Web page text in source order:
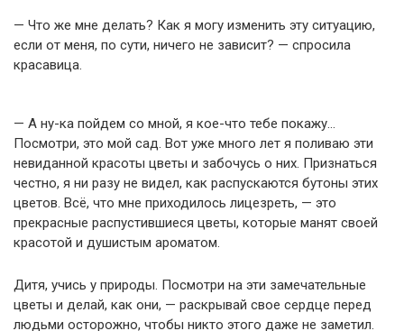
— Что же мне делать? Как я могу изменить эту ситуацию,
если от меня, по сути, ничего не зависит? — спросила
красавица.
— А ну-ка пойдем со мной, я кое-что тебе покажу…
Посмотри, это мой сад. Вот уже много лет я поливаю эти
невиданной красоты цветы и забочусь о них. Признаться
честно, я ни разу не видел, как распускаются бутоны этих
цветов. Всё, что мне приходилось лицезреть, — это
прекрасные распустившиеся цветы, которые манят своей
красотой и душистым ароматом.
Дитя, учись у природы. Посмотри на эти замечательные
цветы и делай, как они, — раскрывай свое сердце перед
людьми осторожно, чтобы никто этого даже не заметил.